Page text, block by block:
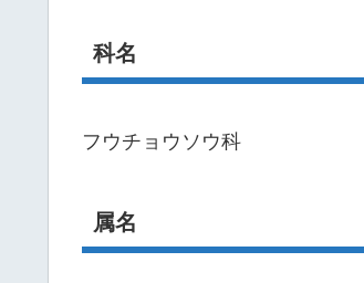
科名
フウチョウソウ科
属名